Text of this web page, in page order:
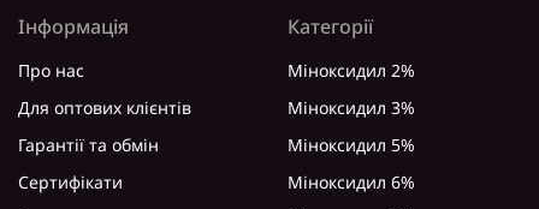
Інформація
Про нас
Для оптових клієнтів
Гарантії та обмін
Сертифікати
Категорії
Міноксидил 2%
Міноксидил 3%
Міноксидил 5%
Міноксидил 6%